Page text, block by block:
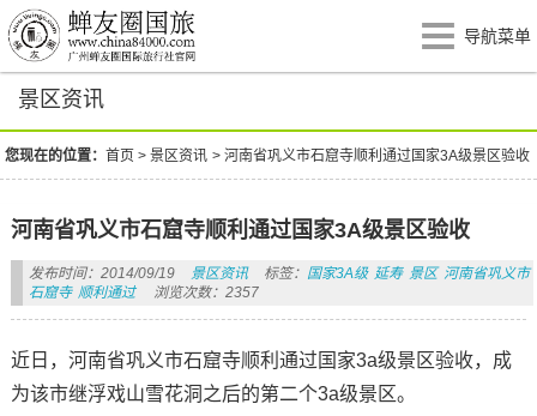
导航菜单
景区资讯
您现在的位置：首页 >景区资讯 >河南省巩义市石窟寺顺利通过国家3A级景区验收
河南省巩义市石窟寺顺利通过国家3A级景区验收
发布时间：2014/09/19 景区资讯 标签： 国家3A级 延寿 景区 河南省巩义市
石窟寺 顺利通过 浏览次数：2357
近日，河南省巩义市石窟寺顺利通过国家3a级景区验收，成
为该市继浮戏山雪花洞之后的第二个3a级景区。